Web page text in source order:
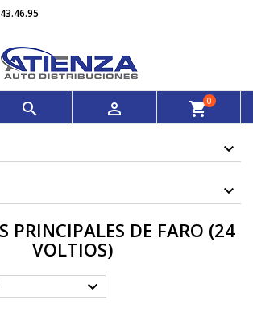
  shopping_cart0
PRINCIPALES DE FARO (24
VOLTIOS)
